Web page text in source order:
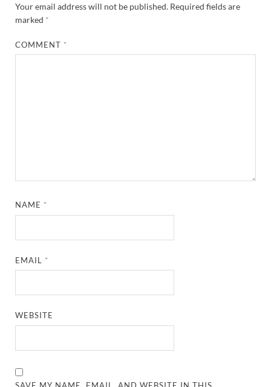
Your email address will not be published. Required fields are
marked *
COMMENT *
NAME *
EMAIL *
WEBSITE
SAVE MY NAME, EMAIL, AND WEBSITE IN THIS